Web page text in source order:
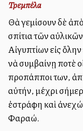
Τρεμπέλα
Θὰ γεμίσουν δὲ
σπίτια τῶν
Αἰγυπτίων εἰς
νὰ συμβαίνῃ ποτὲ οἱ
προπάπποι των,
αὐτήν, μέχρι
ἐστράφη καὶ
Φαραώ.